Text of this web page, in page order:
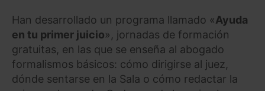
Han desarrollado un programa llamado «Ayuda
en tu primer juicio», jornadas de formación
gratuitas, en las que se enseña al abogado
formalismos básicos: cómo dirigirse al juez,
dónde sentarse en la Sala o cómo redactar la